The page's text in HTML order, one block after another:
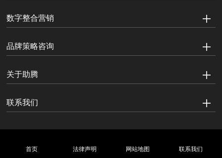
数字整合营销
品牌策略咨询
关于助腾
联系我们
首页 法律声明 网站地图 联系我们